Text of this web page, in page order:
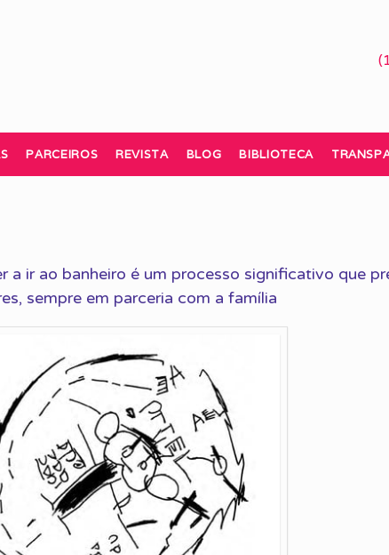
PARCEIROS REVISTA BLOG BIBLIOTECA
a ir ao banheiro é um processo significativo que
sempre em parceria com a família